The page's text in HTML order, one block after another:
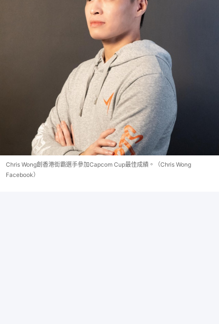
Chris Wong創香港街霸選手參加Capcom Cup最佳成績。（Chris Wong
Facebook）